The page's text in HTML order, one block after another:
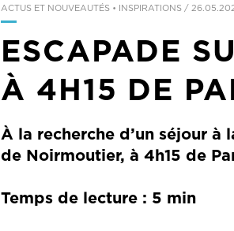
ACTUS ET NOUVEAUTÉS • INSPIRATIONS/
ESCAPADE
À 4H15 DE
À la recherche d’un séjour à
de Noirmoutier, à 4h15 de
Temps de lecture : 5 min